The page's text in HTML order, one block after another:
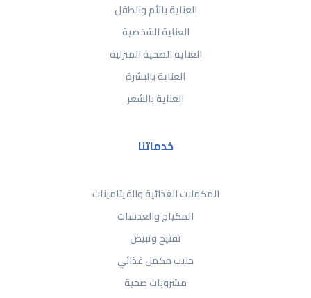
العناية بالأم والطفل
العناية الشخصية
العناية الصحية المنزلية
العناية بالبشرة
العناية بالشعر
خدماتنا
المكملات الغذائية والفيتامينات
المكياج والعدسات
تفتيح وتبيض
حليب مكمل غذائي
مشروبات صحية